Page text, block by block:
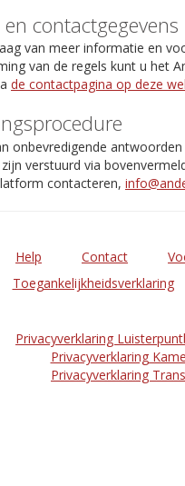
contactgegevens
van meer informatie en
van de regels kunt u het
de contactpagina op deze
onbevredigende
verstuurd via
contacteren,
Help Contact
Toegankelijkheidsverklaring
Privacyverklaring
Privacyverklaring
Privacyverklaring